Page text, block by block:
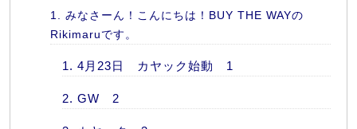
みなさーん！こんにちは！BUY THE WAYの
Rikimaruです。
4月23日 カヤック始動 1
GW 2